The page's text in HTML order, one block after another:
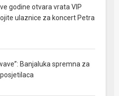
godine otvara vrata VIP
ulaznice za koncert Petra
Banjaluka spremna za